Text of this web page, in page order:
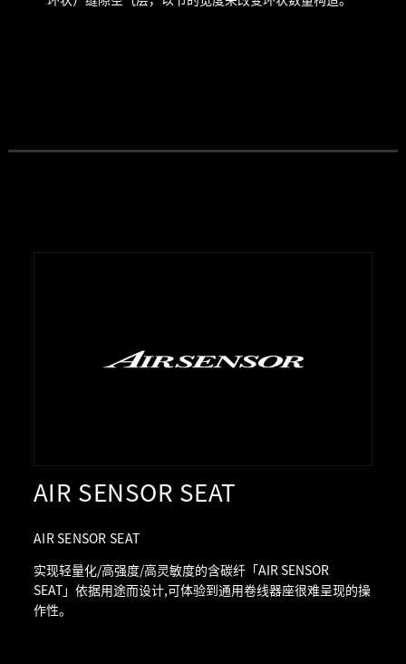
AIR SENSOR SEAT
AIR SENSOR SEAT
实现轻量化/高强度/高灵敏度的含碳纤「AIR SENSOR
SEAT」依据用途而设计,可体验到通用卷线器座很难呈现的操
作性。